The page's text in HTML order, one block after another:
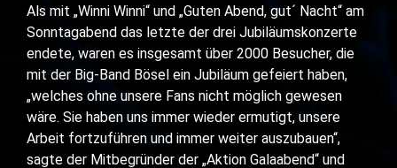
Als mit „Winni Winni“ und „Guten Abend, gut´ Nacht“ am
Sonntagabend das letzte der drei Jubiläumskonzerte
endete, waren es insgesamt über 2000 Besucher, die
mit der Big-Band Bösel ein Jubiläum gefeiert haben,
„welches ohne unsere Fans nicht möglich gewesen
wäre. Sie haben uns immer wieder ermutigt, unsere
Arbeit fortzuführen und immer weiter auszubauen“,
sagte der Mitbegründer der „Aktion Galaabend“ und